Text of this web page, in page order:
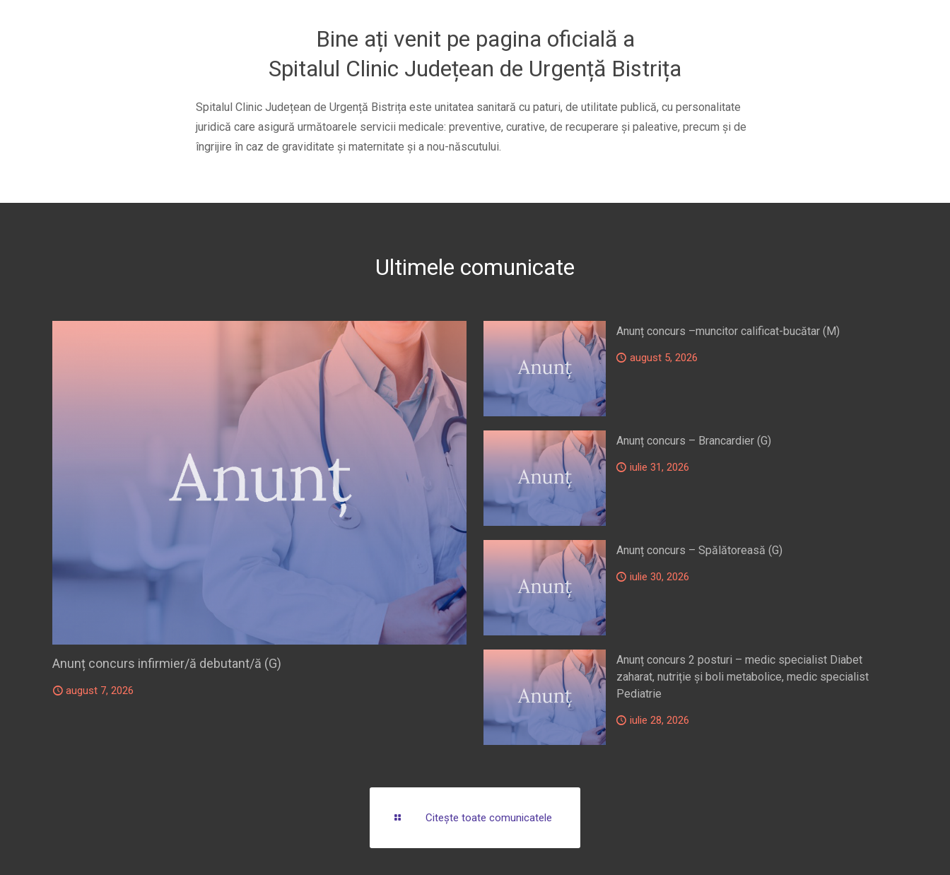
Bine ați venit pe pagina oficială a
Spitalul Clinic Județean de Urgență Bistrița
Spitalul Clinic Județean de Urgență Bistrița este unitatea sanitară cu paturi, de utilitate publică, cu personalitate
juridică care asigură următoarele servicii medicale: preventive, curative, de recuperare şi paleative, precum şi de
îngrijire în caz de graviditate şi maternitate şi a nou-născutului.
Ultimele comunicate
Anunț concurs infirmier/ă debutant/ă (G)
august 7, 2026
Anunț concurs –muncitor calificat-bucătar (M)
august 5, 2026
Anunț concurs – Brancardier (G)
iulie 31, 2026
Anunț concurs – Spălătoreasă (G)
iulie 30, 2026
Anunț concurs 2 posturi – medic specialist Diabet
zaharat, nutriție și boli metabolice, medic specialist
Pediatrie
iulie 28, 2026
Citește toate comunicatele